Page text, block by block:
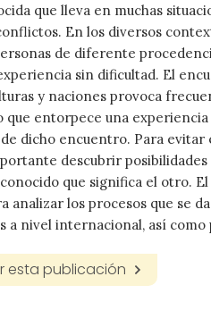
que lleva en muchas
En los diversos
de diferente
sin dificultad. El
y naciones provoca
que entorpece una
dicho encuentro. Para
descubrir
que significa el otro.
analizar los procesos que se
a nivel internacional, así
esta publicación